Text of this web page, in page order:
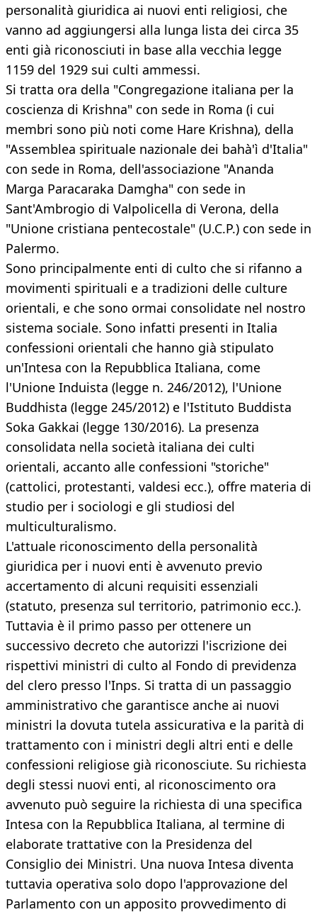
personalità giuridica ai nuovi enti religiosi, che
vanno ad aggiungersi alla lunga lista dei circa 35
enti già riconosciuti in base alla vecchia legge
1159 del 1929 sui culti ammessi.
Si tratta ora della "Congregazione italiana per la
coscienza di Krishna" con sede in Roma (i cui
membri sono più noti come Hare Krishna), della
"Assemblea spirituale nazionale dei bahà'ì d'Italia"
con sede in Roma, dell'associazione "Ananda
Marga Paracaraka Damgha" con sede in
Sant'Ambrogio di Valpolicella di Verona, della
"Unione cristiana pentecostale" (U.C.P.) con sede in
Palermo.
Sono principalmente enti di culto che si rifanno a
movimenti spirituali e a tradizioni delle culture
orientali, e che sono ormai consolidate nel nostro
sistema sociale. Sono infatti presenti in Italia
confessioni orientali che hanno già stipulato
un'Intesa con la Repubblica Italiana, come
l'Unione Induista (legge n. 246/2012), l'Unione
Buddhista (legge 245/2012) e l'Istituto Buddista
Soka Gakkai (legge 130/2016). La presenza
consolidata nella società italiana dei culti
orientali, accanto alle confessioni "storiche"
(cattolici, protestanti, valdesi ecc.), offre materia di
studio per i sociologi e gli studiosi del
multiculturalismo.
L'attuale riconoscimento della personalità
giuridica per i nuovi enti è avvenuto previo
accertamento di alcuni requisiti essenziali
(statuto, presenza sul territorio, patrimonio ecc.).
Tuttavia è il primo passo per ottenere un
successivo decreto che autorizzi l'iscrizione dei
rispettivi ministri di culto al Fondo di previdenza
del clero presso l'Inps. Si tratta di un passaggio
amministrativo che garantisce anche ai nuovi
ministri la dovuta tutela assicurativa e la parità di
trattamento con i ministri degli altri enti e delle
confessioni religiose già riconosciute. Su richiesta
degli stessi nuovi enti, al riconoscimento ora
avvenuto può seguire la richiesta di una specifica
Intesa con la Repubblica Italiana, al termine di
elaborate trattative con la Presidenza del
Consiglio dei Ministri. Una nuova Intesa diventa
tuttavia operativa solo dopo l'approvazione del
Parlamento con un apposito provvedimento di